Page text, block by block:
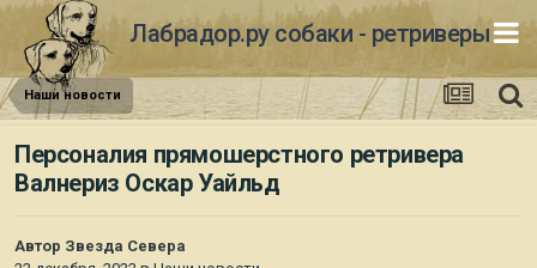
Лабрадор.ру собаки - ретриверы
Наши новости
Персоналия прямошерстного ретривера
Валнериз Оскар Уайльд
Автор Звезда Севера